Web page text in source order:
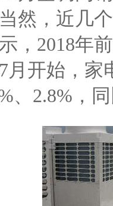
然，近几
， 2018年
7月开始，家
、 2.8% ，